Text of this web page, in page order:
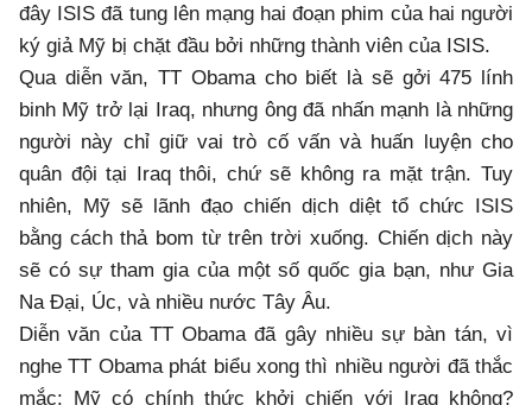
đây ISIS đã tung lên mạng hai đoạn phim của hai người
ký giả Mỹ bị chặt đầu bởi những thành viên của ISIS.
Qua diễn văn, TT Obama cho biết là sẽ gởi 475 lính
binh Mỹ trở lại Iraq, nhưng ông đã nhấn mạnh là những
người này chỉ giữ vai trò cố vấn và huấn luyện cho
quân đội tại Iraq thôi, chứ sẽ không ra mặt trận. Tuy
nhiên, Mỹ sẽ lãnh đạo chiến dịch diệt tổ chức ISIS
bằng cách thả bom từ trên trời xuống. Chiến dịch này
sẽ có sự tham gia của một số quốc gia bạn, như Gia
Na Đại, Úc, và nhiều nước Tây Âu.
Diễn văn của TT Obama đã gây nhiều sự bàn tán, vì
nghe TT Obama phát biểu xong thì nhiều người đã thắc
mắc: Mỹ có chính thức khởi chiến với Iraq không?